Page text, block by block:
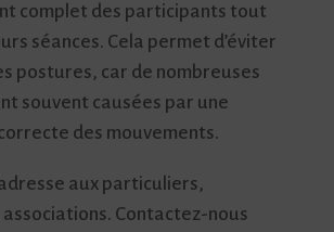
complet des participants tout
séances. Cela permet d’éviter
postures, car de nombreuses
souvent causées par une
des mouvements.
aux particuliers,
Contactez-nous